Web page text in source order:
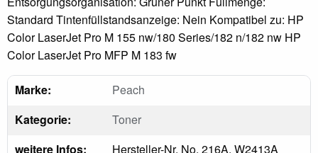
Standard Tintenfüllstandsanzeige: Nein Kompatibel zu: HP
Color LaserJet Pro M 155 nw/180 Series/182 n/182 nw HP
Color LaserJet Pro MFP M 183 fw
Marke:
Peach
Kategorie:
Toner
weitere Infos:
Hersteller-Nr. No. 216A, W2413A